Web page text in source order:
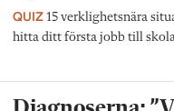
QUIZ 15 verklighetsnära
hitta ditt första jobb till